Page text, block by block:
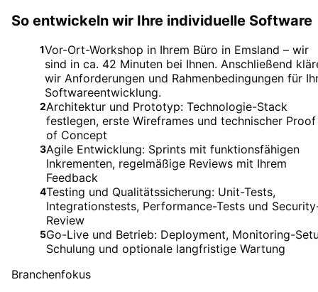
So entwickeln wir Ihre individuelle Software
1Vor-Ort-Workshop in Ihrem Büro in Emsland – wir
sind in ca. 42 Minuten bei Ihnen. Anschließend
wir Anforderungen und Rahmenbedingungen für
Softwareentwicklung.
2Architektur und Prototyp: Technologie-Stack
festlegen, erste Wireframes und technischer Proof
of Concept
3Agile Entwicklung: Sprints mit funktionsfähigen
Inkrementen, regelmäßige Reviews mit Ihrem
Feedback
4Testing und Qualitätssicherung: Unit-Tests,
Integrationstests, Performance-Tests und
Review
5Go-Live und Betrieb: Deployment, Monitoring-
Schulung und optionale langfristige Wartung
Branchenfokus